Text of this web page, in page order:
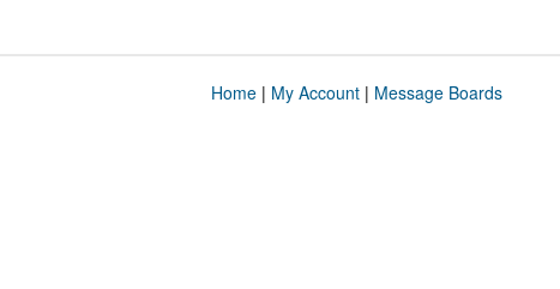
Home| My Account| Message Boards